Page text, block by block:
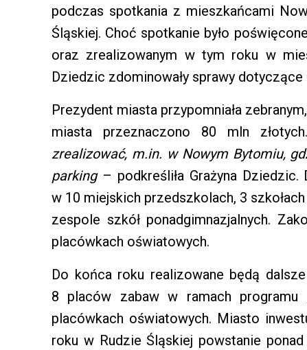
podczas spotkania z mieszkańcami
Śląskiej. Choć spotkanie było
oraz zrealizowanym w tym roku w
Dziedzic zdominowały sprawy dotyczące
Prezydent miasta przypomniała
miasta przeznaczono 80 mln
zrealizować, m.in. w Nowym Bytomiu,
parking– podkreśliła Grażyna
w 10 miejskich przedszkolach, 3
zespole szkół ponadgimnazjalnych.
placówkach oświatowych.
Do końca roku realizowane będą
8 placów zabaw w ramach programu
placówkach oświatowych. Miasto
roku w Rudzie Śląskiej powstanie